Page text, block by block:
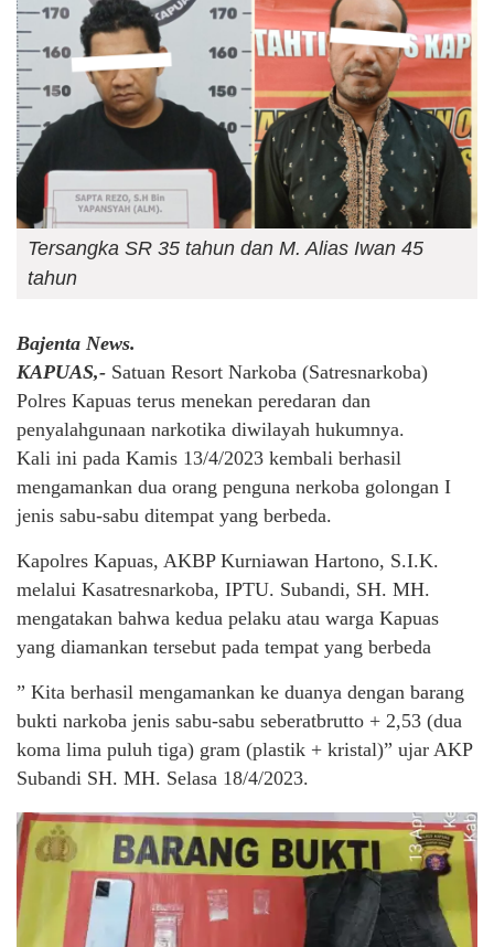
Tersangka SR 35 tahun dan M. Alias Iwan 45
tahun
Bajenta News.
KAPUAS,- Satuan Resort Narkoba (Satresnarkoba)
Polres Kapuas terus menekan peredaran dan
penyalahgunaan narkotika diwilayah hukumnya.
Kali ini pada Kamis 13/4/2023 kembali berhasil
mengamankan dua orang penguna nerkoba golongan I
jenis sabu-sabu ditempat yang berbeda.
Kapolres Kapuas, AKBP Kurniawan Hartono, S.I.K.
melalui Kasatresnarkoba, IPTU. Subandi, SH. MH.
mengatakan bahwa kedua pelaku atau warga Kapuas
yang diamankan tersebut pada tempat yang berbeda
” Kita berhasil mengamankan ke duanya dengan barang
bukti narkoba jenis sabu-sabu seberatbrutto + 2,53 (dua
koma lima puluh tiga) gram (plastik + kristal)” ujar AKP
Subandi SH. MH. Selasa 18/4/2023.